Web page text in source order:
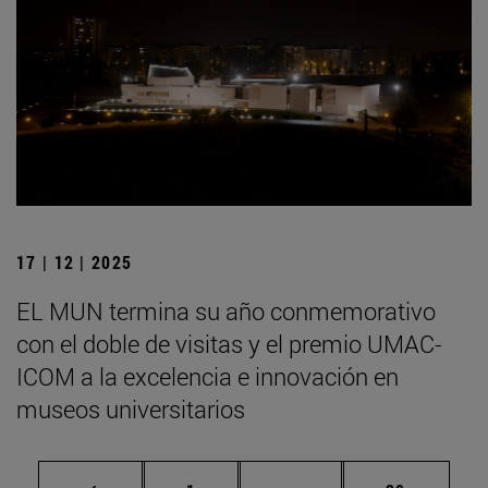
17 | 12 | 2025
EL MUN termina su año conmemorativo
con el doble de visitas y el premio UMAC-
ICOM a la excelencia e innovación en
museos universitarios